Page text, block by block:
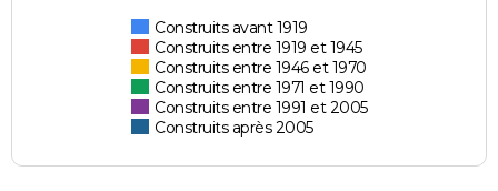
Construits avant 1919
Construits entre 1919 et 1945
Construits entre 1946 et 1970
Construits entre 1971 et 1990
Construits entre 1991 et 2005
Construits après 2005